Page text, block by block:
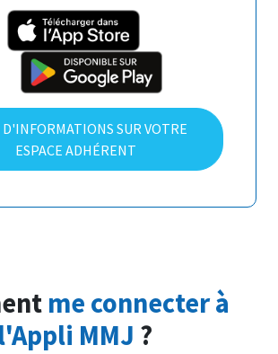
D'INFORMATIONS SUR VOTRE
ESPACE ADHÉRENT
me connecter à
l'Appli MMJ ?